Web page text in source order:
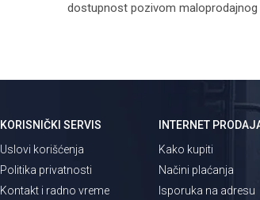
dostupnost pozivom
KORISNIČKI SERVIS
Uslovi korišćenja
Politika privatnosti
Kontakt i radno vreme
INTERNET
Kako kupiti
Načini plaćanja
Isporuka na adresu